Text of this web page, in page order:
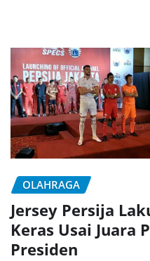
OLAHRAGA
Jersey Persija
Keras Usai Juara
Presiden